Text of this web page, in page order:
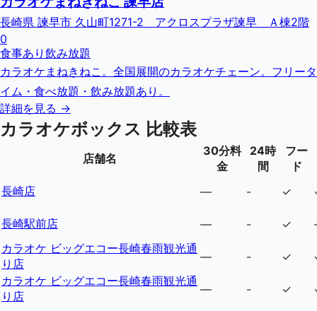
長崎県 諫早市 久山町1271-2 アクロスプラザ諫早 Ａ棟2階
0
食事あり 飲み放題
カラオケまねきねこ。全国展開のカラオケチェーン。フリータ
イム・食べ放題・飲み放題あり。
詳細を見る →
カラオケボックス 比較表
店舗名
30分料
金
24時
間
フー
ド
長崎店
— - ✓
長崎駅前店 — - ✓
カラオケ ビッグエコー長崎春雨観光通
り店
— - ✓
カラオケ ビッグエコー長崎春雨観光通
り店
— - ✓